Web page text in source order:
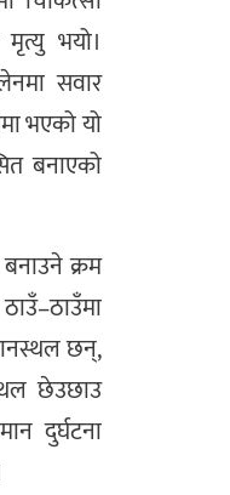
मृत्यु भयो।
सवार
भएको यो
बनाएको
क्रम
छन्,
छेउछाउ
दुर्घटना